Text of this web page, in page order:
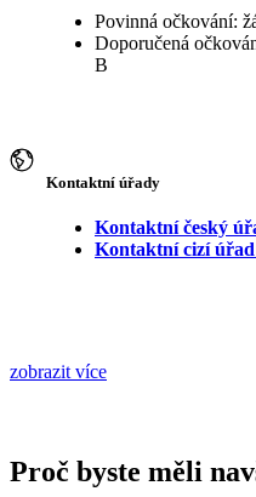
Povinná očkování:
Doporučená
B
Kontaktní úřady
Kontaktní český
Kontaktní cizí
zobrazit více
Proč byste měli